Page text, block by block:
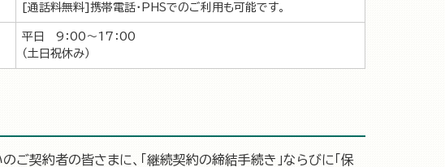
[通話料無料]携帯電話・PHSでのご利用も可能です。
平日 9：00～17：00
（土日祝休み）
契約者の皆さまに、「継続契約の締結手続き」ならびに「保